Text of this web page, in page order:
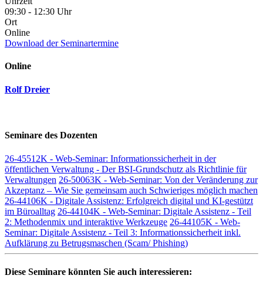
09:30 - 12:30 Uhr
Ort
Online
Download der Seminartermine
Online
Rolf Dreier
Seminare des Dozenten
26-45512K - Web-Seminar: Informationssicherheit in der
öffentlichen Verwaltung - Der BSI-Grundschutz als Richtlinie für
Verwaltungen 26-50063K - Web-Seminar: Von der Veränderung zur
Akzeptanz – Wie Sie gemeinsam auch Schwieriges möglich machen
26-44106K - Digitale Assistenz: Erfolgreich digital und KI-gestützt
im Büroalltag 26-44104K - Web-Seminar: Digitale Assistenz - Teil
2: Methodenmix und interaktive Werkzeuge 26-44105K - Web-
Seminar: Digitale Assistenz - Teil 3: Informationssicherheit inkl.
Aufklärung zu Betrugsmaschen (Scam/ Phishing)
Diese Seminare könnten Sie auch interessieren: